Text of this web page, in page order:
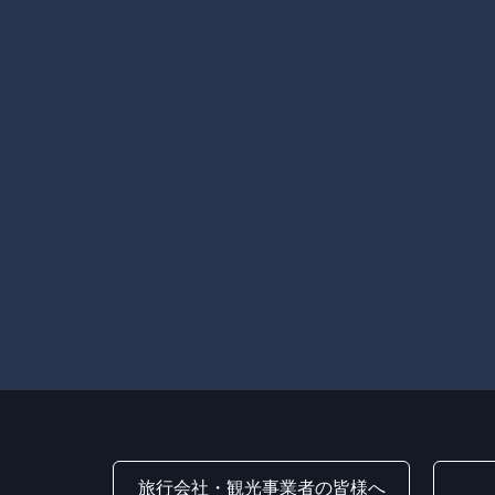
旅行会社・観光事業者の皆様へ